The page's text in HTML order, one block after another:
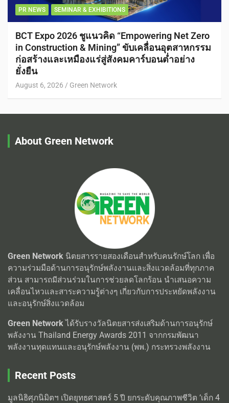
PR NEWS SEMINAR & EXHIBITIONS
BCT Expo 2026 ชูแนวคิด “Empowering Net Zero
in Construction & Mining” ขับเคลื่อนอุตสาหกรรม
ก่อสร้างและเหมืองแร่สู่สังคมคาร์บอนต่ำอย่าง
ยั่งยืน
August 6, 2026 Green Network
About Green Network
Green Network นิตยสารรายสองเดือนสำหรับคนรักษ์โลก เพื่อ
ความร่วมมือด้านการอนุรักษ์พลังงานและสิ่งแวดล้อมที่ทุกภาค
ส่วน สามารถมีส่วนร่วมในการช่วยลดโลกร้อน นำเสนอความ
เคลื่อนไหวและสาระความรู้ต่างๆ เกี่ยวกับการประหยัดพลังงาน
และอนุรักษ์สิ่งแวดล้อม
Green Networkได้รับรางวัลนิตยสารส่งเสริมด้านการอนุรักษ์
พลังงาน Thailand Energy Awards 2011 จากกรมพัฒนา
พลังงานทุดแทนและอนุรักษ์พลังงาน (พพ.) กระทรวงพลังงาน
Recent Posts
มูลนิธิศุภนิมิตฯ เปิดยุทธศาสตร์ 5 ปี ยกระดับคุณภาพชีวิต ‘เด็ก 4